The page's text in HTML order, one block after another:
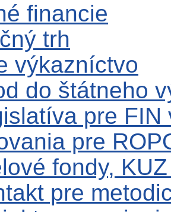
financie
trh
výkazníctvo
do štátneho
pre FIN
pre
fondy,
pre